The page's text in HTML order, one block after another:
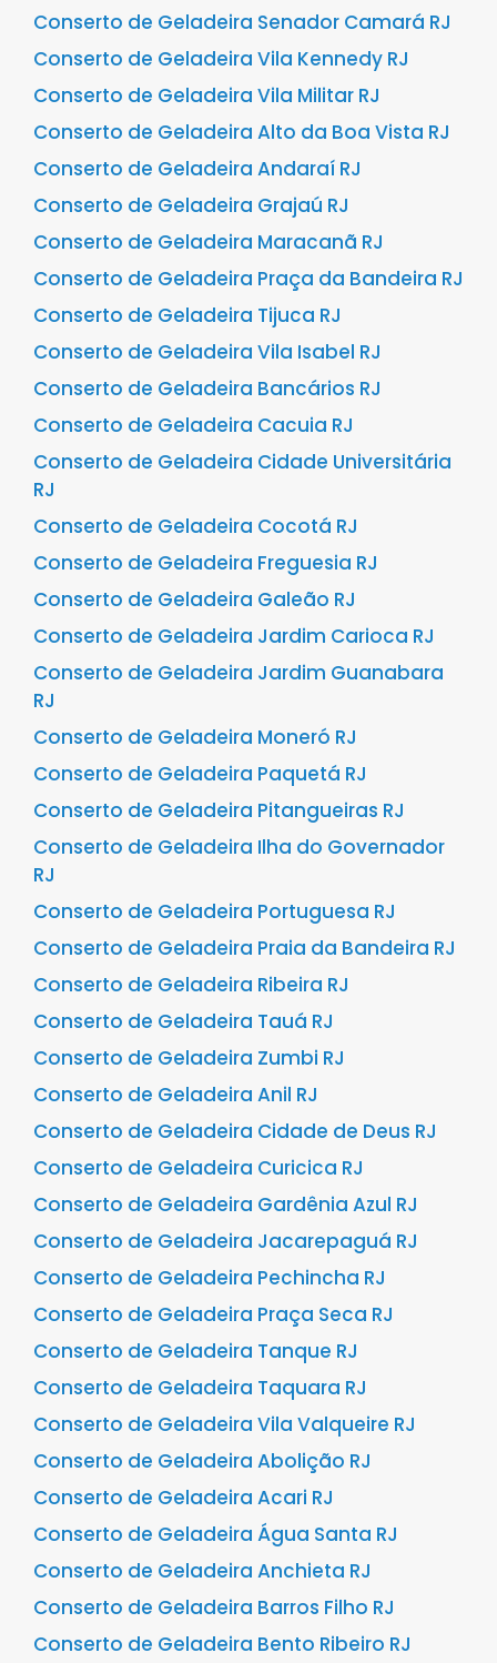
Conserto de Geladeira Senador Camará RJ
Conserto de Geladeira Vila Kennedy RJ
Conserto de Geladeira Vila Militar RJ
Conserto de Geladeira Alto da Boa Vista RJ
Conserto de Geladeira Andaraí RJ
Conserto de Geladeira Grajaú RJ
Conserto de Geladeira Maracanã RJ
Conserto de Geladeira Praça da Bandeira RJ
Conserto de Geladeira Tijuca RJ
Conserto de Geladeira Vila Isabel RJ
Conserto de Geladeira Bancários RJ
Conserto de Geladeira Cacuia RJ
Conserto de Geladeira Cidade Universitária
RJ
Conserto de Geladeira Cocotá RJ
Conserto de Geladeira Freguesia RJ
Conserto de Geladeira Galeão RJ
Conserto de Geladeira Jardim Carioca RJ
Conserto de Geladeira Jardim Guanabara
RJ
Conserto de Geladeira Moneró RJ
Conserto de Geladeira Paquetá RJ
Conserto de Geladeira Pitangueiras RJ
Conserto de Geladeira Ilha do Governador
RJ
Conserto de Geladeira Portuguesa RJ
Conserto de Geladeira Praia da Bandeira RJ
Conserto de Geladeira Ribeira RJ
Conserto de Geladeira Tauá RJ
Conserto de Geladeira Zumbi RJ
Conserto de Geladeira Anil RJ
Conserto de Geladeira Cidade de Deus RJ
Conserto de Geladeira Curicica RJ
Conserto de Geladeira Gardênia Azul RJ
Conserto de Geladeira Jacarepaguá RJ
Conserto de Geladeira Pechincha RJ
Conserto de Geladeira Praça Seca RJ
Conserto de Geladeira Tanque RJ
Conserto de Geladeira Taquara RJ
Conserto de Geladeira Vila Valqueire RJ
Conserto de Geladeira Abolição RJ
Conserto de Geladeira Acari RJ
Conserto de Geladeira Água Santa RJ
Conserto de Geladeira Anchieta RJ
Conserto de Geladeira Barros Filho RJ
Conserto de Geladeira Bento Ribeiro RJ